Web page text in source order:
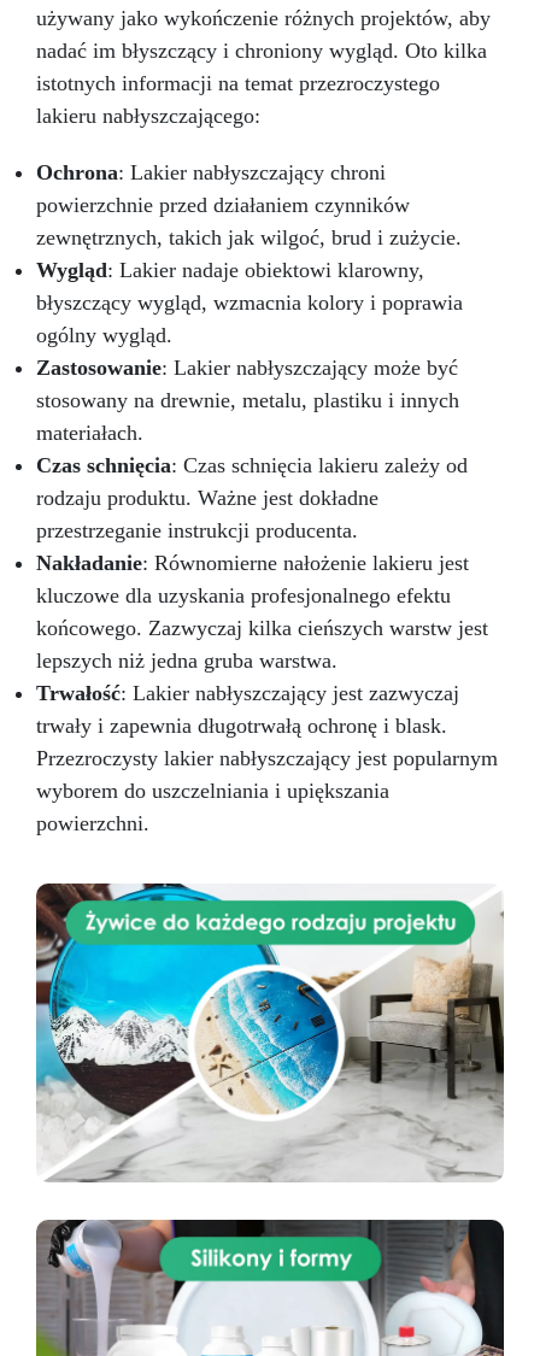
używany jako wykończenie różnych projektów, aby
nadać im błyszczący i chroniony wygląd. Oto kilka
istotnych informacji na temat przezroczystego
lakieru nabłyszczającego:
Ochrona: Lakier nabłyszczający chroni
powierzchnie przed działaniem czynników
zewnętrznych, takich jak wilgoć, brud i zużycie.
Wygląd: Lakier nadaje obiektowi klarowny,
błyszczący wygląd, wzmacnia kolory i poprawia
ogólny wygląd.
Zastosowanie: Lakier nabłyszczający może być
stosowany na drewnie, metalu, plastiku i innych
materiałach.
Czas schnięcia: Czas schnięcia lakieru zależy od
rodzaju produktu. Ważne jest dokładne
przestrzeganie instrukcji producenta.
Nakładanie: Równomierne nałożenie lakieru jest
kluczowe dla uzyskania profesjonalnego efektu
końcowego. Zazwyczaj kilka cieńszych warstw jest
lepszych niż jedna gruba warstwa.
Trwałość: Lakier nabłyszczający jest zazwyczaj
trwały i zapewnia długotrwałą ochronę i blask.
Przezroczysty lakier nabłyszczający jest popularnym
wyborem do uszczelniania i upiększania
powierzchni.